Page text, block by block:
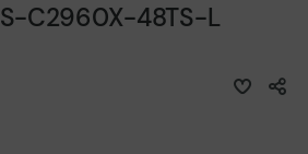
C2960X-48TS-L